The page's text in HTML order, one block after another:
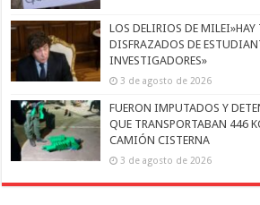
LOS DELIRIOS DE MILEI»HAY
DISFRAZADOS DE
INVESTIGADORES»
3 de agosto de 2026
FUERON IMPUTADOS Y
QUE TRANSPORTABAN 446
CAMIÓN CISTERNA
3 de agosto de 2026